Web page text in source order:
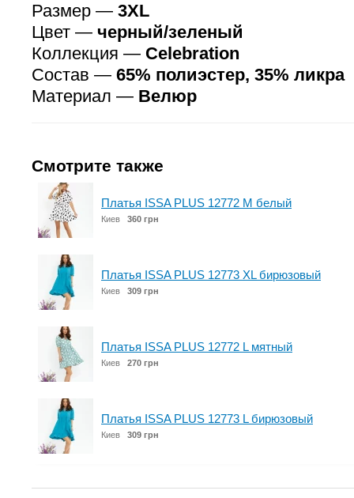
Размер — 3XL
Цвет — черный/зеленый
Коллекция — Celebration
Состав — 65% полиэстер, 35% ликра
Материал — Велюр
Смотрите также
Платья ISSA PLUS 12772 M белый
Киев 360 грн
Платья ISSA PLUS 12773 XL бирюзовый
Киев 309 грн
Платья ISSA PLUS 12772 L мятный
Киев 270 грн
Платья ISSA PLUS 12773 L бирюзовый
Киев 309 грн